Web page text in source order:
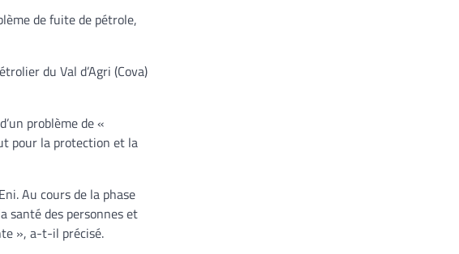
de fuite de pétrole,
du Val d’Agri (Cova)
problème de «
pour la protection et la
Au cours de la phase
santé des personnes et
», a-t-il précisé.